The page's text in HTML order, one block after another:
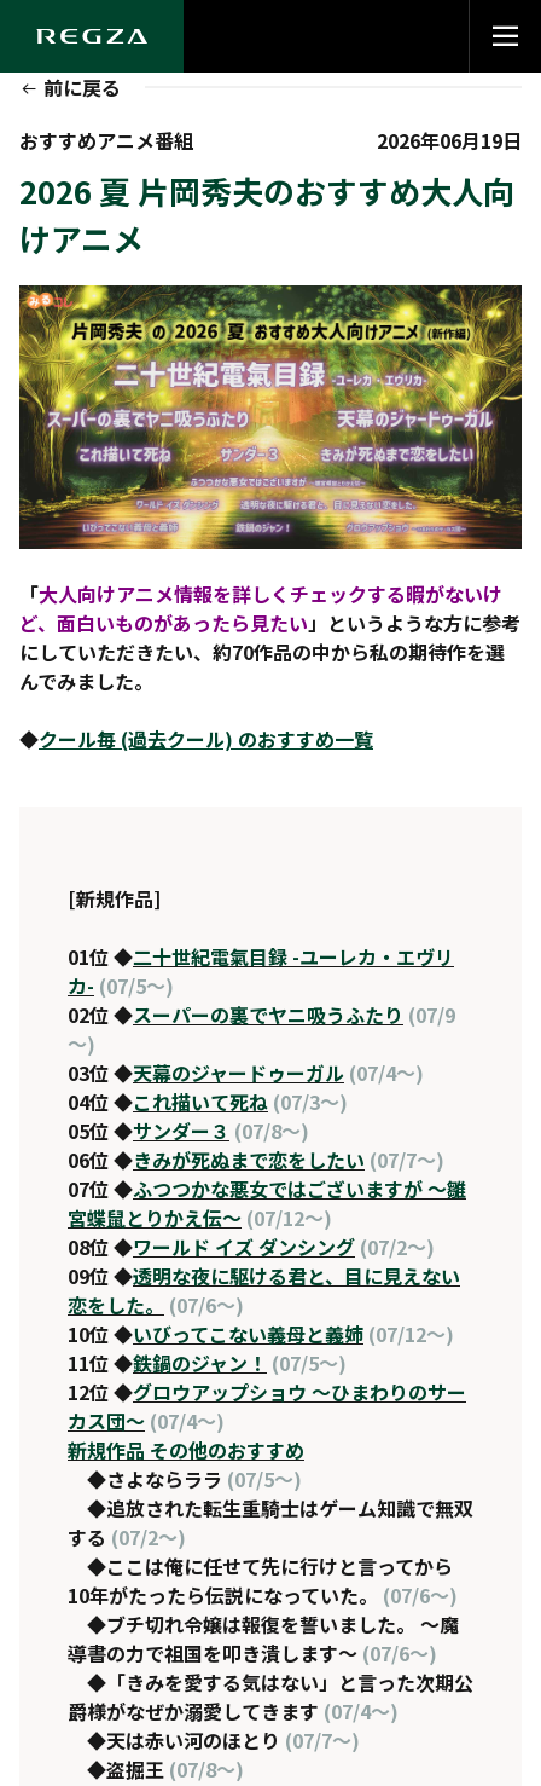
前に戻る
おすすめアニメ番組
2026年06月19日
2026 夏 片岡秀夫のおすすめ大人向
けアニメ
「大人向けアニメ情報を詳しくチェックする暇がないけ
ど、面白いものがあったら見たい」というような方に参考
にしていただきたい、約70作品の中から私の期待作を選
んでみました。
◆クール毎 (過去クール) のおすすめ一覧
[新規作品]
01位 ◆二十世紀電氣目録 -ユーレカ・エヴリ
カ- (07/5～)
02位 ◆スーパーの裏でヤニ吸うふたり (07/9
～)
03位 ◆天幕のジャードゥーガル (07/4～)
04位 ◆これ描いて死ね (07/3～)
05位 ◆サンダー３ (07/8～)
06位 ◆きみが死ぬまで恋をしたい (07/7～)
07位 ◆ふつつかな悪女ではございますが 〜雛
宮蝶鼠とりかえ伝〜 (07/12～)
08位 ◆ワールド イズ ダンシング (07/2～)
09位 ◆透明な夜に駆ける君と、目に見えない
恋をした。
(07/6～)
10位 ◆いびってこない義母と義姉 (07/12～)
11位 ◆鉄鍋のジャン！ (07/5～)
12位 ◆グロウアップショウ 〜ひまわりのサー
カス団〜 (07/4～)
新規作品 その他のおすすめ
◆さよならララ (07/5～)
◆追放された転生重騎士はゲーム知識で無双
する (07/2～)
◆ここは俺に任せて先に行けと言ってから
10年がたったら伝説になっていた。
(07/6～)
◆ブチ切れ令嬢は報復を誓いました。 〜魔
導書の力で祖国を叩き潰します〜 (07/6～)
◆ 「きみを愛する気はない」と言った次期公
爵様がなぜか溺愛してきます (07/4～)
◆天は赤い河のほとり (07/7～)
◆盗掘王 (07/8～)